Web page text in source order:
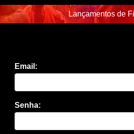
Lançamentos de
Email:
Senha: